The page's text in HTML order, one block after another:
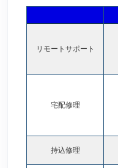
リモートサポート
宅配修理
持込修理